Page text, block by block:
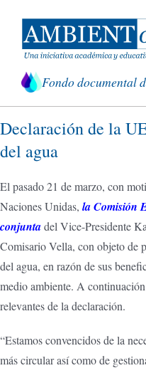
contenido
Fondo documental
Declaración de la
del agua
El pasado 21 de marzo, con
Naciones Unidas, la Comisión
conjuntadel Vice-Presidente
Comisario Vella, con objeto de
del agua, en razón de sus
medio ambiente. A
relevantes de la declaración.
“Estamos convencidos de la
más circular así como de